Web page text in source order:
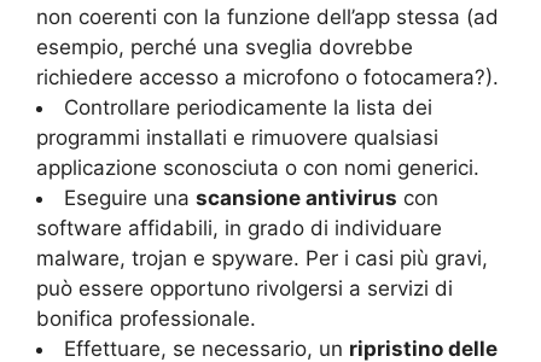
non coerenti con la funzione dell’app stessa (ad
esempio, perché una sveglia dovrebbe
richiedere accesso a microfono o fotocamera?).
Controllare periodicamente la lista dei
programmi installati e rimuovere qualsiasi
applicazione sconosciuta o con nomi generici.
Eseguire una scansione antivirus con
software affidabili, in grado di individuare
malware, trojan e spyware. Per i casi più gravi,
può essere opportuno rivolgersi a servizi di
bonifica professionale.
Effettuare, se necessario, un ripristino delle